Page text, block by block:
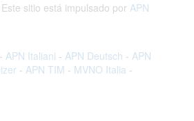
sitio está impulsado por APN
- APN Italiani - APN Deutsch - APN
- APN TIM - MVNO Italia -